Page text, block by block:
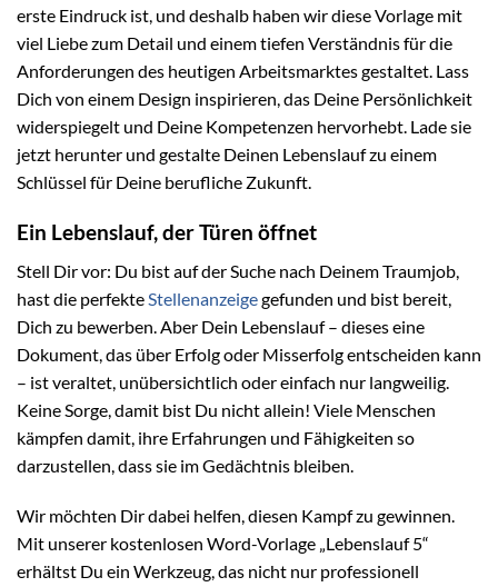
erste Eindruck ist, und deshalb haben wir diese Vorlage mit
viel Liebe zum Detail und einem tiefen Verständnis für die
Anforderungen des heutigen Arbeitsmarktes gestaltet. Lass
Dich von einem Design inspirieren, das Deine Persönlichkeit
widerspiegelt und Deine Kompetenzen hervorhebt. Lade sie
jetzt herunter und gestalte Deinen Lebenslauf zu einem
Schlüssel für Deine berufliche Zukunft.
Ein Lebenslauf, der Türen öffnet
Stell Dir vor: Du bist auf der Suche nach Deinem Traumjob,
hast die perfekte Stellenanzeigegefunden und bist bereit,
Dich zu bewerben. Aber Dein Lebenslauf – dieses eine
Dokument, das über Erfolg oder Misserfolg entscheiden kann
– ist veraltet, unübersichtlich oder einfach nur langweilig.
Keine Sorge, damit bist Du nicht allein! Viele Menschen
kämpfen damit, ihre Erfahrungen und Fähigkeiten so
darzustellen, dass sie im Gedächtnis bleiben.
Wir möchten Dir dabei helfen, diesen Kampf zu gewinnen.
Mit unserer kostenlosen Word-Vorlage „Lebenslauf 5“
erhältst Du ein Werkzeug, das nicht nur professionell